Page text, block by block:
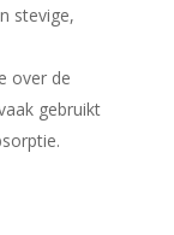
stevige,
over de
gebruikt